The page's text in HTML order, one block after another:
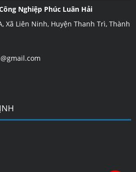
Nghiệp Phúc Luân Hải
Xã Liên Ninh, Huyện Thanh Trì, Thành